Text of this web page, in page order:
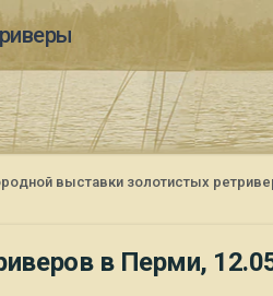
выставки золотистых
в Перми,